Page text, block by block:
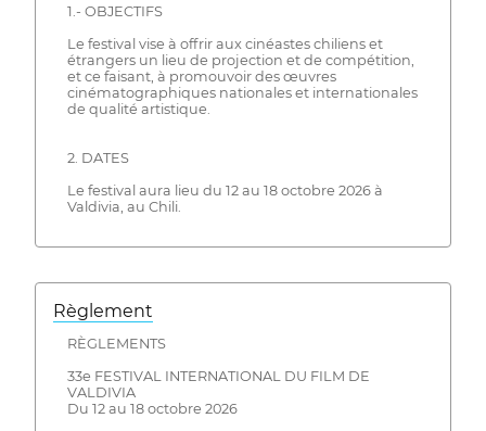
1.- OBJECTIFS
Le festival vise à offrir aux cinéastes chiliens et
étrangers un lieu de projection et de compétition,
et ce faisant, à promouvoir des œuvres
cinématographiques nationales et internationales
de qualité artistique.
2. DATES
Le festival aura lieu du 12 au 18 octobre 2026 à
Valdivia, au Chili.
Règlement
RÈGLEMENTS
33e FESTIVAL INTERNATIONAL DU FILM DE
VALDIVIA
Du 12 au 18 octobre 2026